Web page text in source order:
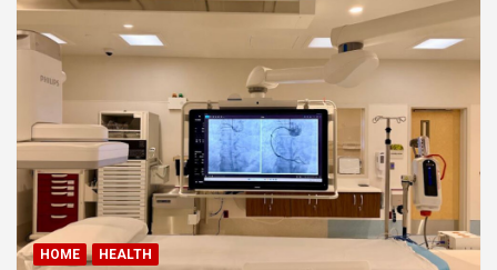
HOME HEALTH